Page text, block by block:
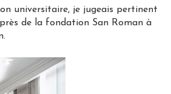
universitaire, je jugeais pertinent
de la fondation San Roman à